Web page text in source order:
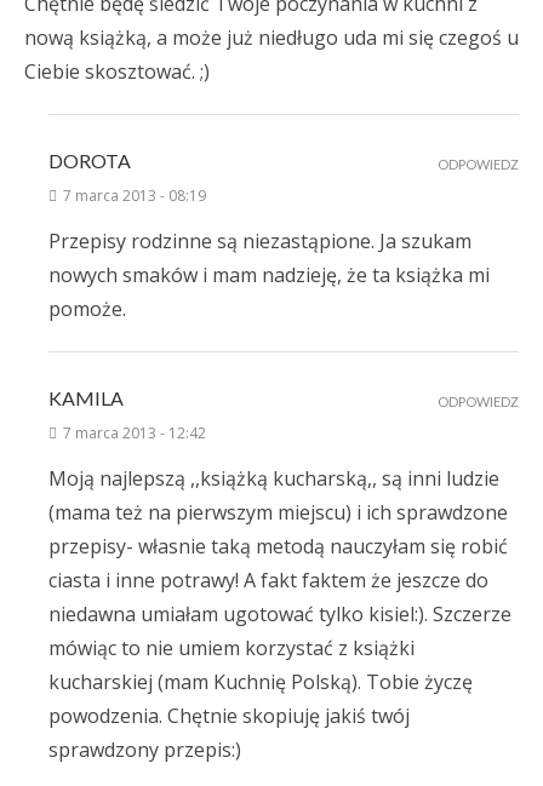
nową książką, a może już niedługo uda mi się czegoś u
Ciebie skosztować. ;)
DOROTA
7 marca 2013 - 08:19
Przepisy rodzinne są niezastąpione. Ja szukam
nowych smaków i mam nadzieję, że ta książka mi
pomoże.
ODPOWIEDZ
KAMILA
7 marca 2013 - 12:42
Moją najlepszą ,,książką kucharską,, są inni ludzie
(mama też na pierwszym miejscu) i ich sprawdzone
przepisy- własnie taką metodą nauczyłam się robić
ciasta i inne potrawy! A fakt faktem że jeszcze do
niedawna umiałam ugotować tylko kisiel:). Szczerze
mówiąc to nie umiem korzystać z książki
kucharskiej (mam Kuchnię Polską). Tobie życzę
powodzenia. Chętnie skopiuję jakiś twój
sprawdzony przepis:)
ODPOWIEDZ